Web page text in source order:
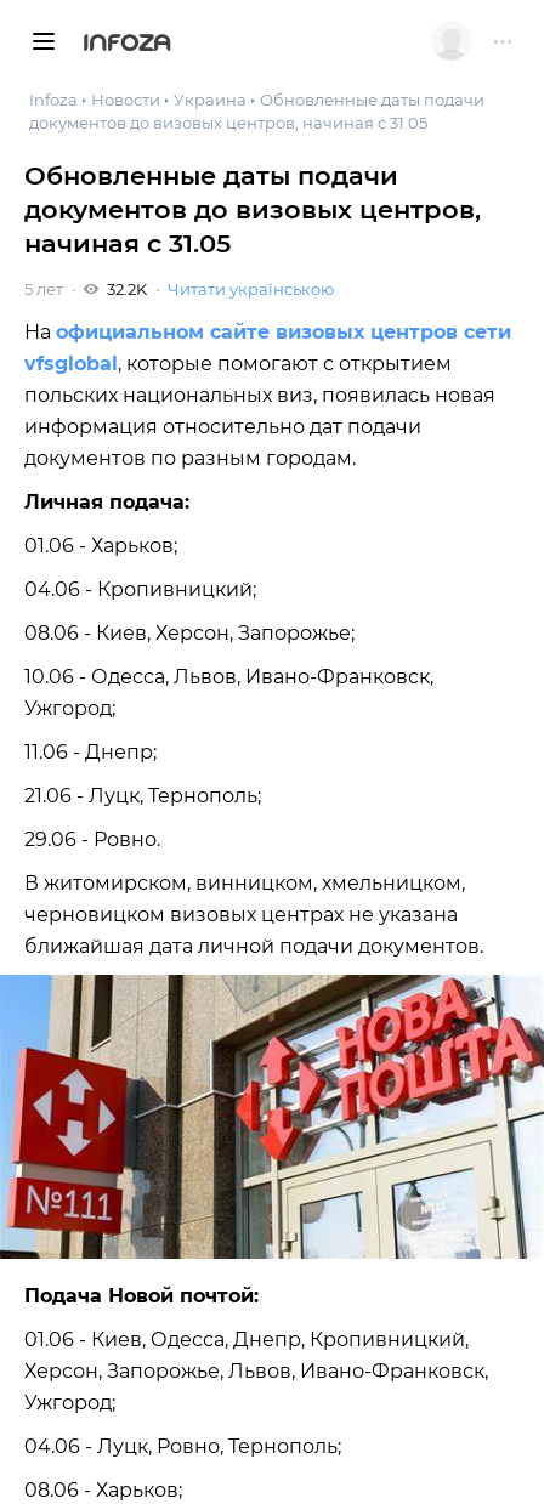
INFOZA
Infoza Новости Украина
Обновленные даты подачи
документов до визовых центров, начиная с 31.05
Обновленные даты подачи
документов до визовых центров,
начиная с 31.05
5 лет 32.2K Читати українською
На официальном сайте визовых центров сети
vfsglobal, которые помогают с открытием
польских национальных виз, появилась новая
информация относительно дат подачи
документов по разным городам.
Личная подача:
01.06 - Харьков;
04.06 - Кропивницкий;
08.06 - Киев, Херсон, Запорожье;
10.06 - Одесса, Львов, Ивано-Франковск,
Ужгород;
11.06 - Днепр;
21.06 - Луцк, Тернополь;
29.06 - Ровно.
В житомирском, винницком, хмельницком,
черновицком визовых центрах не указана
ближайшая дата личной подачи документов.
Подача Новой почтой:
01.06 - Киев, Одесса, Днепр, Кропивницкий,
Херсон, Запорожье, Львов, Ивано-Франковск,
Ужгород;
04.06 - Луцк, Ровно, Тернополь;
08.06 - Харьков;